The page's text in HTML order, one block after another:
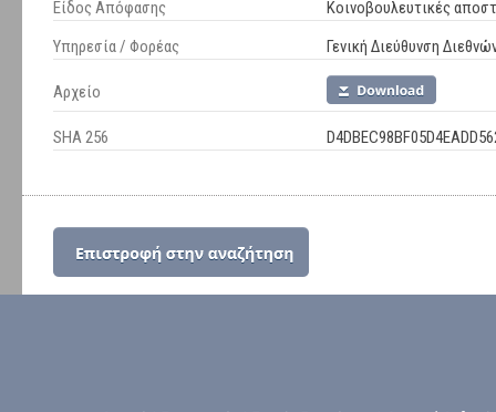
Είδος Απόφασης
Κοινοβουλευτικές
Υπηρεσία / Φορέας
Γενική Διεύθυνση
Αρχείο
SHA 256